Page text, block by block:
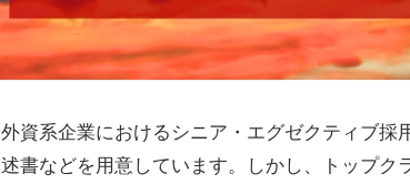
外資系企業におけるシニア・エグゼクティブ
述書などを用意しています。しかし、トップ